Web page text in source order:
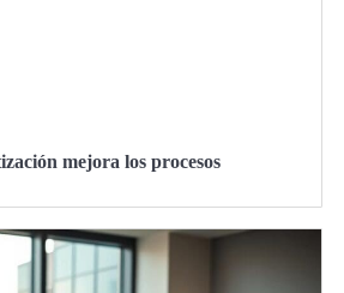
mejora los procesos